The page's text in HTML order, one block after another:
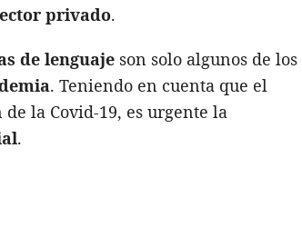
privado.
de lenguaje son solo algunos de los
. Teniendo en cuenta que el
la Covid-19, es urgente la
.